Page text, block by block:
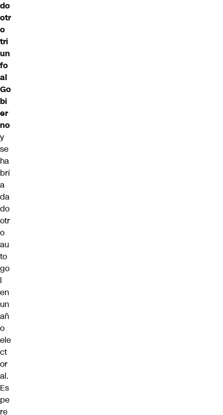
do
otr
o
tri
un
fo
al
Go
bi
er
no
y
se
ha
brí
a
da
do
otr
o
au
to
go
l
en
un
añ
o
ele
ct
or
al.
Es
pe
re